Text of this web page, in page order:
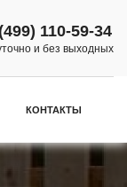
КОНТАКТЫ
110-59-34
и без выходных